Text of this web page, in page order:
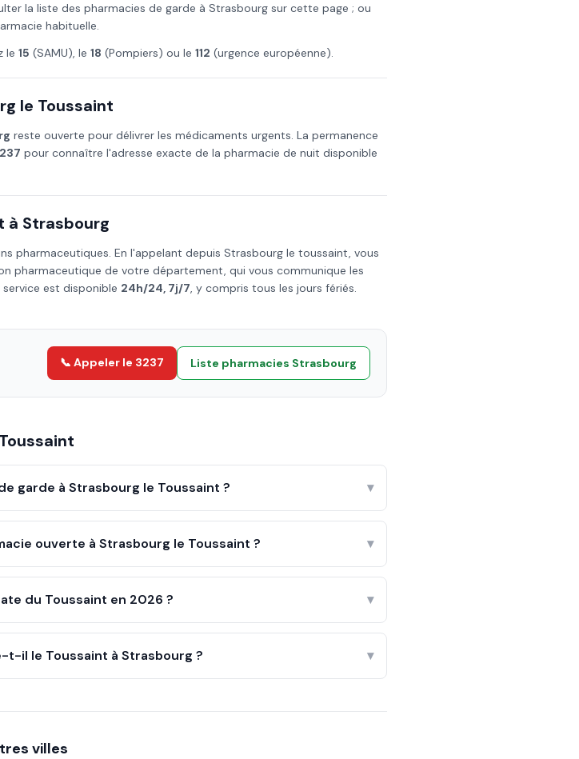
la liste des pharmacies de garde à Strasbourg sur cette page ; ou
habituelle.
le 15 (SAMU), le 18 (Pompiers) ou le 112 (urgence européenne).
le Toussaint
reste ouverte pour délivrer les médicaments urgents. La permanence
pour connaître l'adresse exacte de la pharmacie de nuit disponible
à Strasbourg
pharmaceutiques. En l'appelant depuis Strasbourg le toussaint, vous
pharmaceutique de votre département, qui vous communique les
est disponible 24h/24, 7j/7, y compris tous les jours fériés.
📞 Appeler le 3237 Liste pharmacies Strasbourg
Toussaint
garde à Strasbourg le Toussaint ? ▾
ouverte à Strasbourg le Toussaint ? ▾
du Toussaint en 2026 ? ▾
t-il le Toussaint à Strasbourg ? ▾
villes